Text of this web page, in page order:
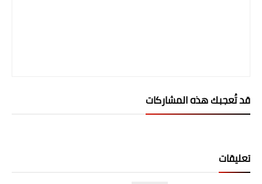
قد تُعجبك هذه المشاركات
تعليقات